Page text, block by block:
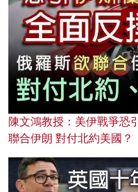
陳文鴻教授：美伊戰爭恐
聯合伊朗 對付北約美國？